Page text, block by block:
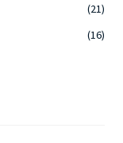
(21)
(16)